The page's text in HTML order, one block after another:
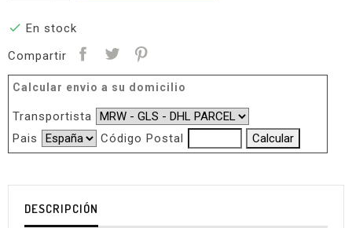
 En stock
Compartir
Calcular envio a su domicilio
Transportista
Pais
Código Postal
DESCRIPCIÓN